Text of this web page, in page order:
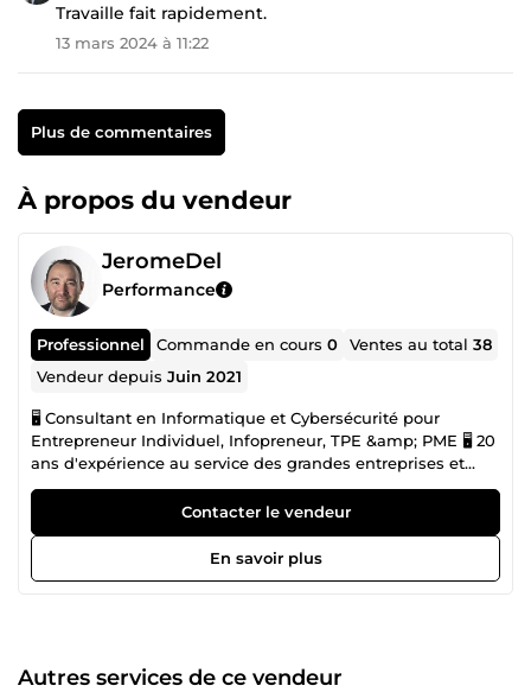
Travaille fait rapidement.
13 mars 2024 à 11:22
Plus de commentaires
À propos du vendeur
JeromeDel
Performance
Professionnel Commande en cours0 Ventes au total38
Vendeur depuisJuin 2021
🖥️ Consultant en Informatique et Cybersécurité pour
Entrepreneur Individuel, Infopreneur, TPE &amp; PME 🖥️ 20
ans d'expérience au service des grandes entreprises et
désormais aux entrepreneurs 🚀 Je suis Jérôme, spécialiste
en informatique et diplomé du conservatoire national des
arts et métiers. J'ai constaté qu'il est fréquent pour les
dirigeants de TPE-PME de se sentir isolés face à leurs défis
informatiques, manquant d'un service de proximité fiable,
besoins spécifiques. Expertise technique : Bénéficiez d'un
Contacter le vendeur
En savoir plus
Autres services de ce vendeur